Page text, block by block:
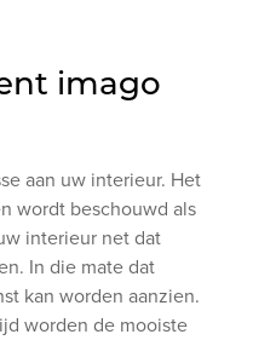
imago
aan uw interieur. Het
wordt beschouwd als
interieur net dat
In die mate dat
kan worden aanzien.
worden de mooiste